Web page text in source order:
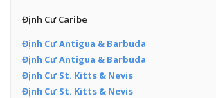
Định Cư Caribe
Định Cư Antigua & Barbuda
Định Cư Antigua & Barbuda
Định Cư St. Kitts & Nevis
Định Cư St. Kitts & Nevis